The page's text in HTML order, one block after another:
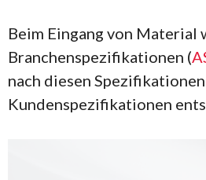
Beim Eingang von Material
Branchenspezifikationen (
nach diesen
Kundenspezifikationen